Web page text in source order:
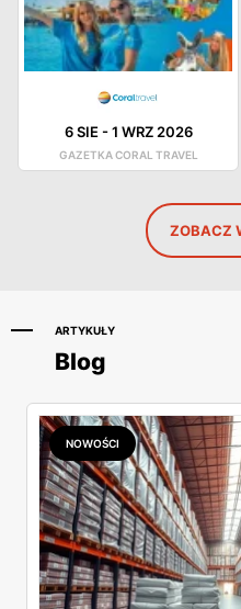
6 SIE -1 WRZ 2026
GAZETKA CORAL TRAVEL
ZOBACZ
ARTYKUŁY
Blog
NOWOŚCI